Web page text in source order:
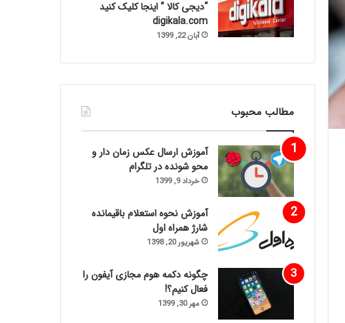
“دیجی کالا ” اینجا کلیک کنید
digikala.com
آبان 22, 1399
مطالب محبوب
آموزش ارسال عکس زمان دار و
محو شونده در تلگرام
خرداد 9, 1399
آموزش نحوه استعلام باقیمانده
شارژ همراه اول
شهریور 20, 1398
چگونه دکمه هوم مجازی آیفون را
فعال کنیم؟!
مهر 30, 1399